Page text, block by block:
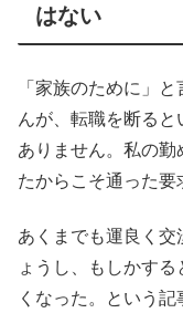
はない
「家族のために」
んが、転職を断る
ありません。私の勤
たからこそ通った要
あくまでも運良く交
ょうし、もしかす
くなった。という記